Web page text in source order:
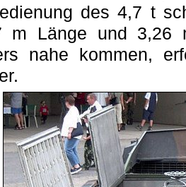
des 4,7 t
m Länge und 3,26
nahe kommen,